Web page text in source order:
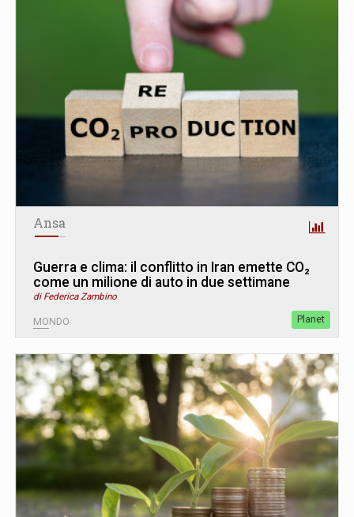
Ansa
Guerra e clima: il conflitto in Iran emette CO₂
come un milione di auto in due settimane
di Federica Zambino
MONDO Planet